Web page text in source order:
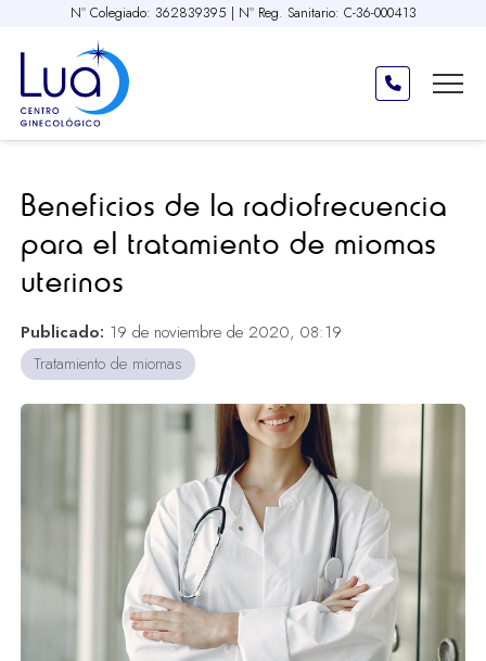
Nº Colegiado: 362839395 | Nº Reg. Sanitario: C-36-000413
Beneficios de la radiofrecuencia
para el tratamiento de miomas
uterinos
Publicado: 19 de noviembre de 2020, 08:19
Tratamiento de miomas